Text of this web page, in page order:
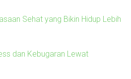
Sehat yang Bikin Hidup Lebih
dan Kebugaran Lewat